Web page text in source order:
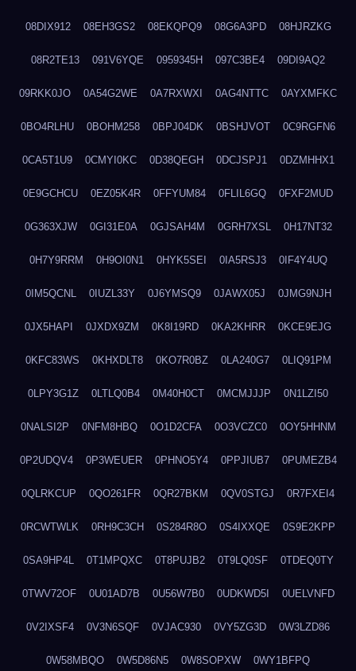
08DIX912 08EH3GS2 08EKQPQ9 08G6A3PD 08HJRZKG
08R2TE13 091V6YQE 0959345H 097C3BE4 09DI9AQ2
09RKK0JO 0A54G2WE 0A7RXWXI 0AG4NTTC 0AYXMFKC
0BO4RLHU 0BOHM258 0BPJ04DK 0BSHJVOT 0C9RGFN6
0CA5T1U9 0CMYI0KC 0D38QEGH 0DCJSPJ1 0DZMHHX1
0E9GCHCU 0EZ05K4R 0FFYUM84 0FLIL6GQ 0FXF2MUD
0G363XJW 0GI31E0A 0GJSAH4M 0GRH7XSL 0H17NT32
0H7Y9RRM 0H9OI0N1 0HYK5SEI 0IA5RSJ3 0IF4Y4UQ
0IM5QCNL 0IUZL33Y 0J6YMSQ9 0JAWX05J 0JMG9NJH
0JX5HAPI 0JXDX9ZM 0K8I19RD 0KA2KHRR 0KCE9EJG
0KFC83WS 0KHXDLT8 0KO7R0BZ 0LA240G7 0LIQ91PM
0LPY3G1Z 0LTLQ0B4 0M40H0CT 0MCMJJJP 0N1LZI50
0NALSI2P 0NFM8HBQ 0O1D2CFA 0O3VCZC0 0OY5HHNM
0P2UDQV4 0P3WEUER 0PHNO5Y4 0PPJIUB7 0PUMEZB4
0QLRKCUP 0QO261FR 0QR27BKM 0QV0STGJ 0R7FXEI4
0RCWTWLK 0RH9C3CH 0S284R8O 0S4IXXQE 0S9E2KPP
0SA9HP4L 0T1MPQXC 0T8PUJB2 0T9LQ0SF 0TDEQ0TY
0TWV72OF 0U01AD7B 0U56W7B0 0UDKWD5I 0UELVNFD
0V2IXSF4 0V3N6SQF 0VJAC930 0VY5ZG3D 0W3LZD86
0W58MBQO 0W5D86N5 0W8SOPXW 0WY1BFPQ